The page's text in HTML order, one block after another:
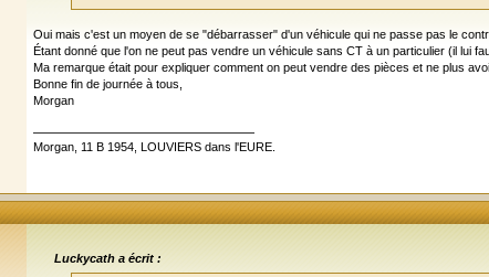
Oui mais c'est un moyen de se "débarrasser" d'un véhicule qui ne passe pas le
Étant donné que l'on ne peut pas vendre un véhicule sans CT à un particulier (il lui
Ma remarque était pour expliquer comment on peut vendre des pièces et ne plus
Bonne fin de journée à tous,
Morgan
Morgan, 11 B 1954, LOUVIERS dans l'EURE.
Luckycath a écrit :